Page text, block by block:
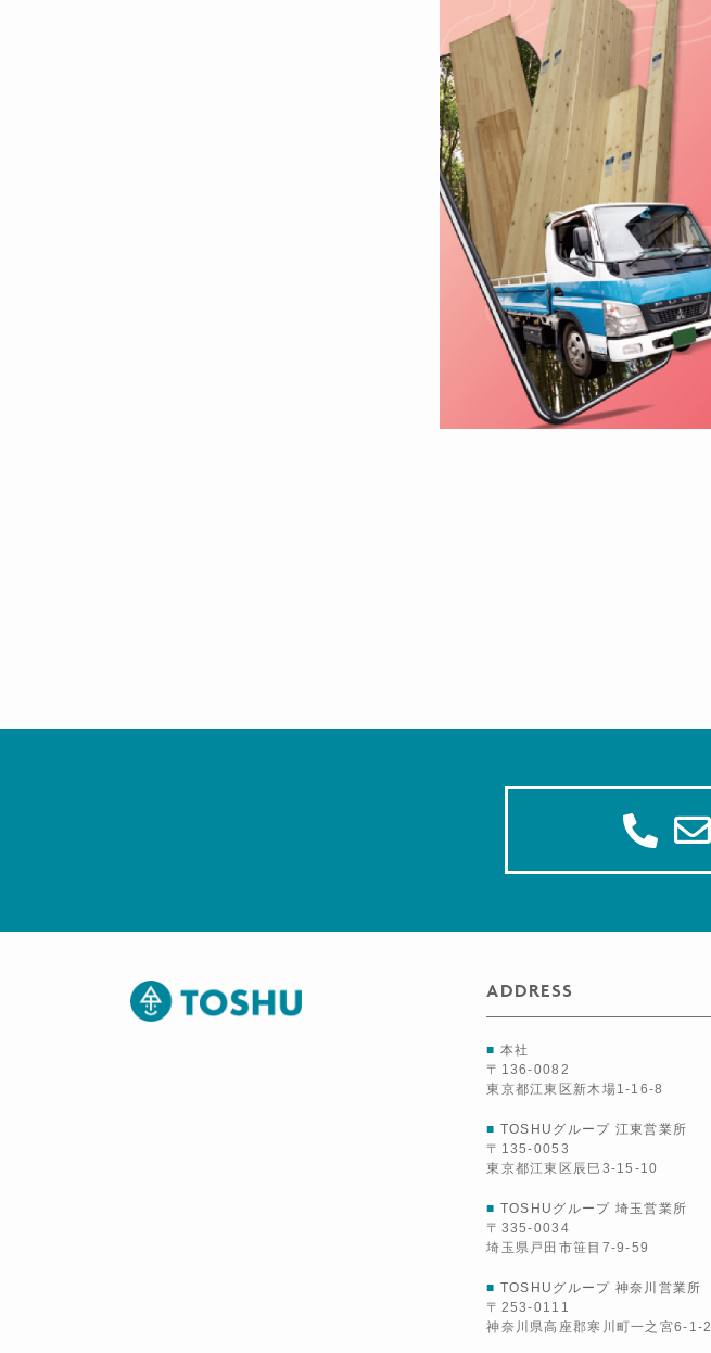
ADDRESS
■ 本社
〒136-0082
東京都江東区新木場1-16-8
■ TOSHUグループ 江東営業所
〒135-0053
東京都江東区辰巳3-15-10
■ TOSHUグループ 埼玉営業所
〒335-0034
埼玉県戸田市笹目7-9-59
■ TOSHUグループ 神奈川営業所
〒253-0111
神奈川県高座郡寒川町一之宮6-1-2